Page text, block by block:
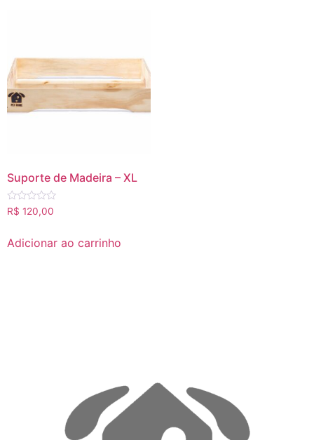
Suporte de Madeira – XL
Avaliação
0
R$ 120,00
Adicionar ao carrinho